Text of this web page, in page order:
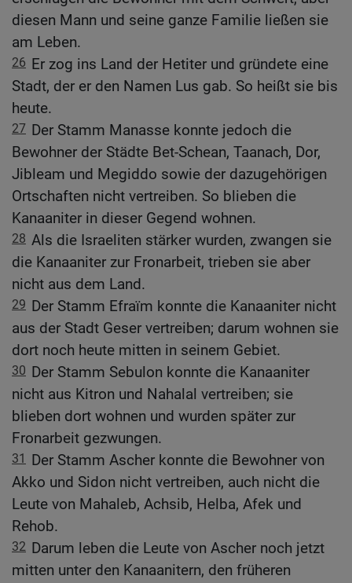
diesen Mann und seine ganze Familie ließen sie
am Leben.
26 Er zog ins Land der Hetiter und gründete eine
Stadt, der er den Namen Lus gab. So heißt sie bis
heute.
27 Der Stamm Manasse konnte jedoch die
Bewohner der Städte Bet-Schean, Taanach, Dor,
Jibleam und Megiddo sowie der dazugehörigen
Ortschaften nicht vertreiben. So blieben die
Kanaaniter in dieser Gegend wohnen.
28 Als die Israeliten stärker wurden, zwangen sie
die Kanaaniter zur Fronarbeit, trieben sie aber
nicht aus dem Land.
29 Der Stamm Efraïm konnte die Kanaaniter nicht
aus der Stadt Geser vertreiben; darum wohnen sie
dort noch heute mitten in seinem Gebiet.
30 Der Stamm Sebulon konnte die Kanaaniter
nicht aus Kitron und Nahalal vertreiben; sie
blieben dort wohnen und wurden später zur
Fronarbeit gezwungen.
31
Der Stamm Ascher konnte die Bewohner von
Akko und Sidon nicht vertreiben, auch nicht die
Leute von Mahaleb, Achsib, Helba, Afek und
Rehob.
32 Darum leben die Leute von Ascher noch jetzt
mitten unter den Kanaanitern, den früheren